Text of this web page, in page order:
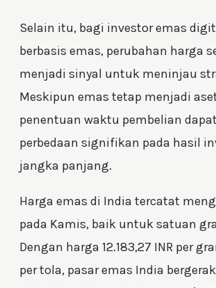
Selain itu, bagi investor emas
berbasis emas, perubahan harga
menjadi sinyal untuk meninjau
Meskipun emas tetap menjadi
penentuan waktu pembelian
perbedaan signifikan pada hasil
jangka panjang.
Harga emas di India tercatat
pada Kamis, baik untuk satuan
Dengan harga 12.183,27 INR per
per tola, pasar emas India